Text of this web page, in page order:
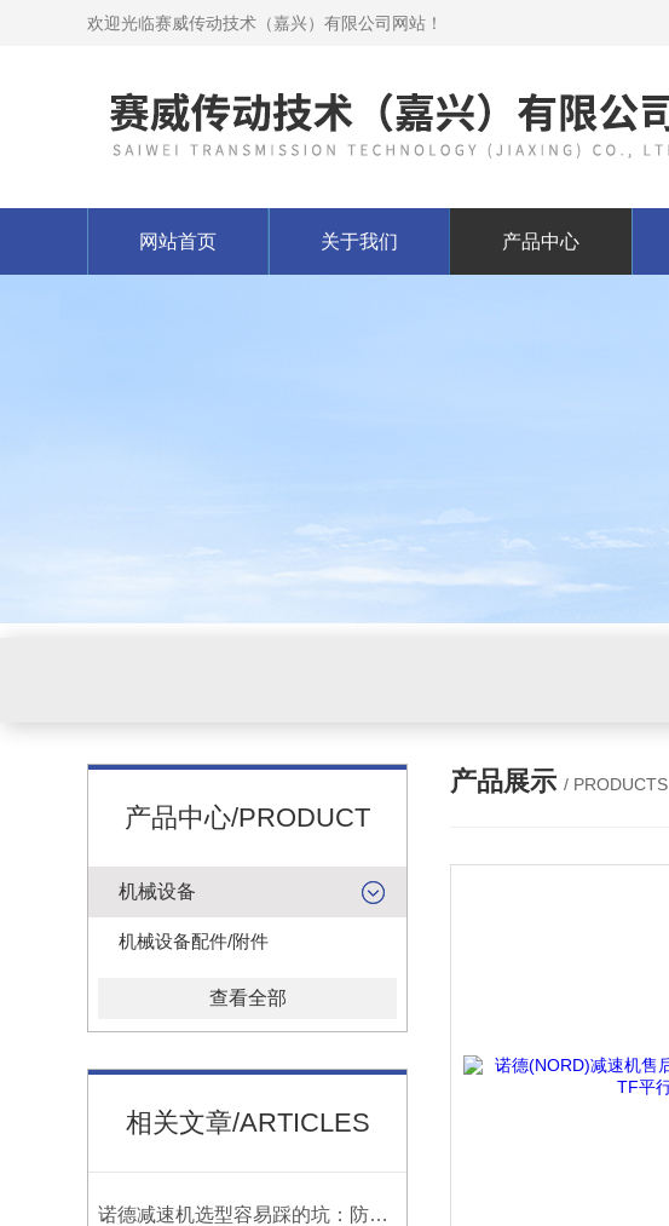
欢迎光临赛威传动技术（嘉兴）有限公司网站！
网站首页 关于我们 产品中心
产品中心/PRODUCT
机械设备
机械设备配件/附件
查看全部
相关文章/ARTICLES
诺德减速机选型容易踩的坑：防水等级选低了，户外用半年就废
产品展示 / PRODUCTS